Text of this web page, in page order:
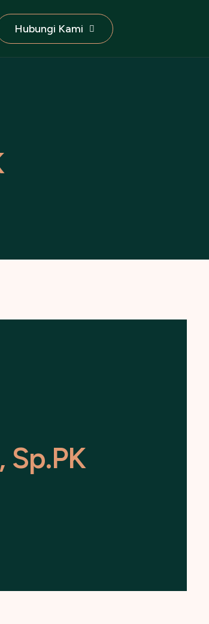
Hubungi Kami
, Sp.PK